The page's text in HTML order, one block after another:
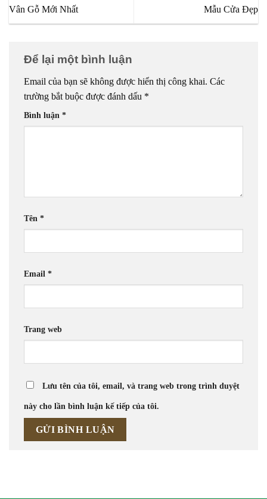
Vân Gỗ Mới Nhất
Mẫu Cửa Đẹp
Để lại một bình luận
Email của bạn sẽ không được hiển thị công khai. Các
trường bắt buộc được đánh dấu *
Bình luận *
Tên *
Email *
Trang web
Lưu tên của tôi, email, và trang web trong trình duyệt
này cho lần bình luận kế tiếp của tôi.